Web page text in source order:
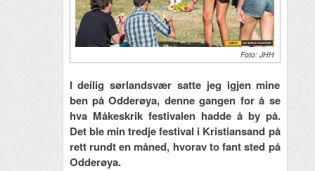
Foto: JHH
I deilig sørlandsvær satte jeg igjen mine
ben på Odderøya, denne gangen for å se
hva Måkeskrik festivalen hadde å by på.
Det ble min tredje festival i Kristiansand på
rett rundt en måned, hvorav to fant sted på
Odderøya.